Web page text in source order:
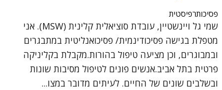
פסיכותרפיסטית
שמי גל ויינשטיין, עובדת סוציאלית קלינית (MSW). אני
מטפלת בגישה פסיכודינמית/ פסיכואנליטית במתבגרים
ובמבוגרים, וכן מציעה טיפול בהורות.מקבלת בקליניקה
פרטית בתל אביב.אנשים פונים לטיפול מסיבות שונות
ובשלבים שונים של החיים. לעיתים מדובר במצו...